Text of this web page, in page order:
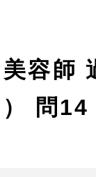
美容師
問